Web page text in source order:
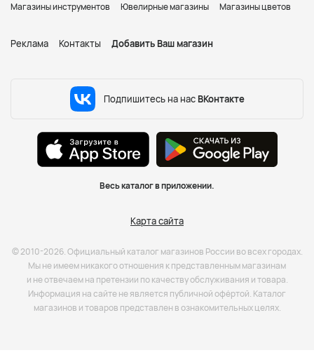
Магазины инструментов
Ювелирные магазины Магазины цветов
Реклама Контакты Добавить Ваш магазин
Подпишитесь на нас ВКонтакте
Весь каталог в приложении.
Карта сайта
© 2010-2026. Официальный каталог магазинов России во всех городах.
Мы не имеем никакого отношения к представленным магазинам
и не отвечаем на претензии по качеству обслуживания и товара.
Информация на сайте не является публичной офёртой. Каталог
магазинов и товаров представлен в ознакомительных целях.